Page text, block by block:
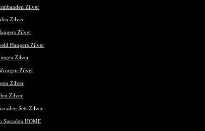
Zilver
Zilver
Zilver
Hangers Zilver
Zilver
Zilver
Zilver
Zilver
Sets Zilver
Sieraden HOME